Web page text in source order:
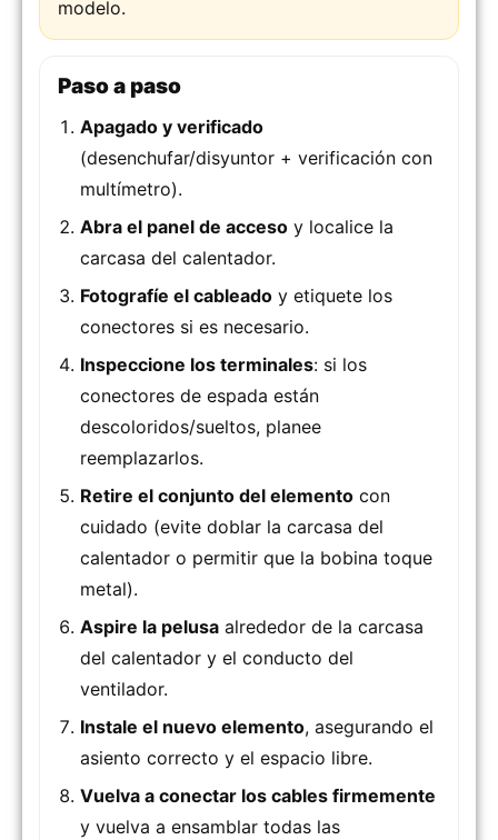
modelo.
Paso a paso
Apagado y verificado
(desenchufar/disyuntor + verificación con
multímetro).
Abra el panel de acceso y localice la
carcasa del calentador.
Fotografíe el cableado y etiquete los
conectores si es necesario.
Inspeccione los terminales: si los
conectores de espada están
descoloridos/sueltos, planee
reemplazarlos.
Retire el conjunto del elemento con
cuidado (evite doblar la carcasa del
calentador o permitir que la bobina toque
metal).
Aspire la pelusa alrededor de la carcasa
del calentador y el conducto del
ventilador.
Instale el nuevo elemento, asegurando el
asiento correcto y el espacio libre.
Vuelva a conectar los cables firmemente
y vuelva a ensamblar todas las